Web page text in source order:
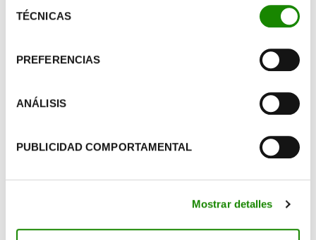
botón “Configurar cookies”, o rechazar su instalación,
TÉCNICAS
PREFERENCIAS
ANÁLISIS
PUBLICIDAD COMPORTAMENTAL
Mostrar detalles